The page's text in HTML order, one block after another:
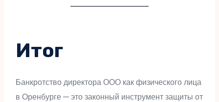
Итог
Банкротство директора ООО как физического лица
в Оренбурге — это законный инструмент защиты от